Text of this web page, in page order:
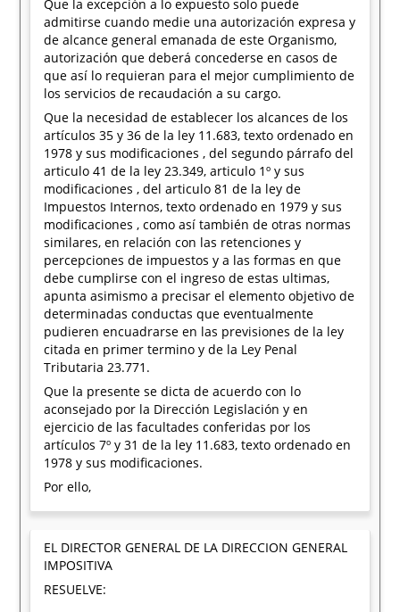
Que la excepción a lo expuesto solo puede
admitirse cuando medie una autorización expresa y
de alcance general emanada de este Organismo,
autorización que deberá concederse en casos de
que así lo requieran para el mejor cumplimiento de
los servicios de recaudación a su cargo.
Que la necesidad de establecer los alcances de los
artículos 35 y 36 de la ley 11.683, texto ordenado en
1978 y sus modificaciones , del segundo párrafo del
articulo 41 de la ley 23.349, articulo 1º y sus
modificaciones , del articulo 81 de la ley de
Impuestos Internos, texto ordenado en 1979 y sus
modificaciones , como así también de otras normas
similares, en relación con las retenciones y
percepciones de impuestos y a las formas en que
debe cumplirse con el ingreso de estas ultimas,
apunta asimismo a precisar el elemento objetivo de
determinadas conductas que eventualmente
pudieren encuadrarse en las previsiones de la ley
citada en primer termino y de la Ley Penal
Tributaria 23.771.
Que la presente se dicta de acuerdo con lo
aconsejado por la Dirección Legislación y en
ejercicio de las facultades conferidas por los
artículos 7º y 31 de la ley 11.683, texto ordenado en
1978 y sus modificaciones.
Por ello,
EL DIRECTOR GENERAL DE LA DIRECCION GENERAL
IMPOSITIVA
RESUELVE: